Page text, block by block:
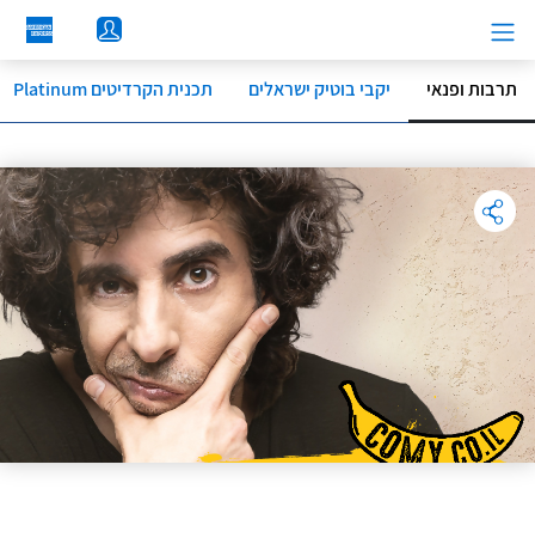
לתוכן
תרבות ופנאי יקבי בוטיק ישראלים תכנית הקרדיטים Platinum